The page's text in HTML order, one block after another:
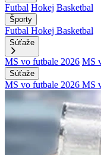
Futbal Hokej Basketbal
Športy
Futbal Hokej Basketbal
Súťaže
MS vo futbale 2026 MS
Súťaže
MS vo futbale 2026 MS